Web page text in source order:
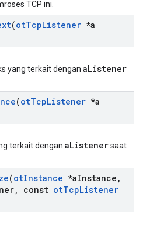
TCP ini.
(otTcpListener *a
yang terkait dengan aListener
(otTcpListener *a
terkait dengan aListenersaat
(otInstance *aInstance ,
, const otTcpListener